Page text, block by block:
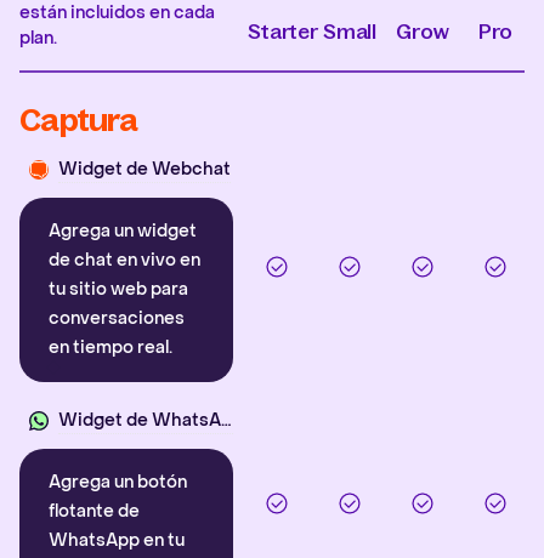
están incluidos en cada
plan.
Starter Small Grow Pro
Captura
Widget de Webchat
Agrega un widget
de chat en vivo en
tu sitio web para
conversaciones
en tiempo real.
Widget de WhatsApp
Agrega un botón
flotante de
WhatsApp en tu